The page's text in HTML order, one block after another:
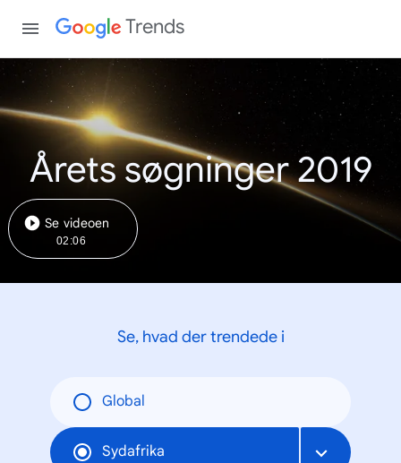
Trends
Årets søgninger 2019
Se videoen
02:06
Se, hvad der trendede i
Global
Sydafrika